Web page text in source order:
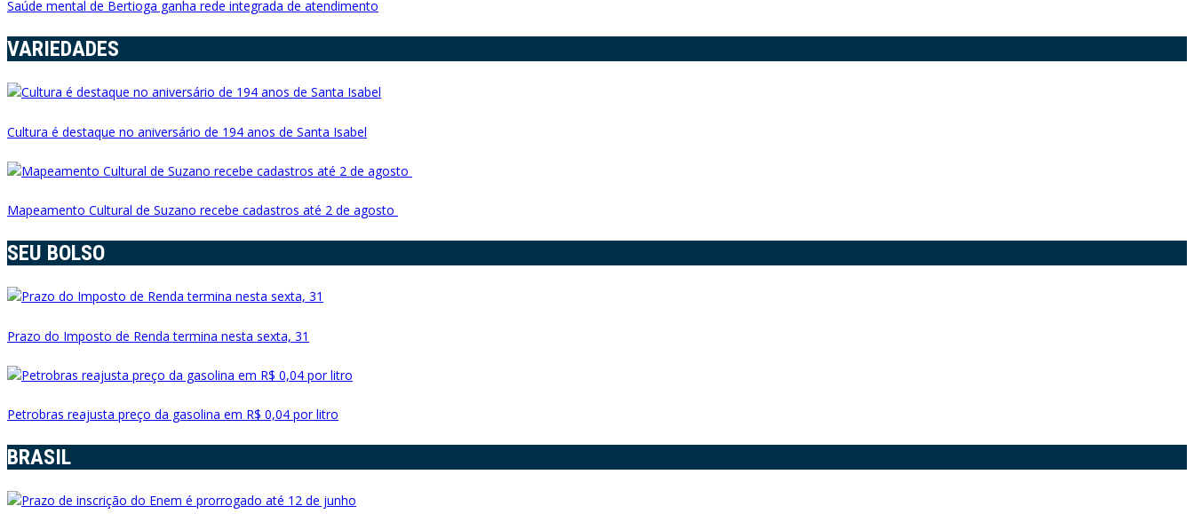
Saúde mental de Bertioga ganha rede integrada de atendimento
VARIEDADES
Cultura é destaque no aniversário de 194 anos de Santa Isabel
Mapeamento Cultural de Suzano recebe cadastros até 2 de agosto
SEU BOLSO
Prazo do Imposto de Renda termina nesta sexta, 31
Petrobras reajusta preço da gasolina em R$ 0,04 por litro
BRASIL